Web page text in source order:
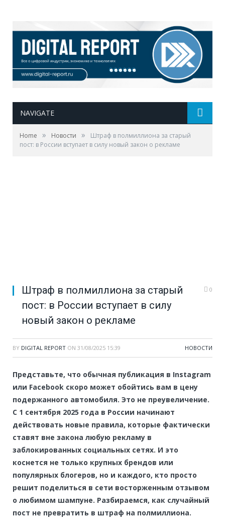
NAVIGATE
Home » Новости »
Штраф в полмиллиона за старый
пост: в России вступает в силу новый закон о рекламе
Штраф в полмиллиона за старый
пост: в России вступает в силу
новый закон о рекламе
0
BY DIGITAL REPORT ON 31/08/2025 15:39 НОВОСТИ
Представьте, что обычная публикация в Instagram
или Facebook скоро может обойтись вам в цену
подержанного автомобиля. Это не преувеличение.
С 1 сентября 2025 года в России начинают
действовать новые правила, которые фактически
ставят вне закона любую рекламу в
заблокированных социальных сетях. И это
коснется не только крупных брендов или
популярных блогеров, но и каждого, кто просто
решит поделиться в сети восторженным отзывом
о любимом шампуне. Разбираемся, как случайный
пост не превратить в штраф на полмиллиона.